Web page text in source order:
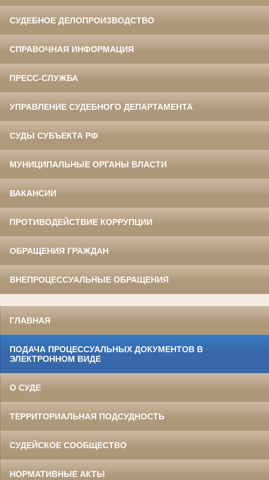
СУДЕБНОЕ ДЕЛОПРОИЗВОДСТВО
СПРАВОЧНАЯ ИНФОРМАЦИЯ
ПРЕСС-СЛУЖБА
УПРАВЛЕНИЕ СУДЕБНОГО ДЕПАРТАМЕНТА
СУДЫ СУБЪЕКТА РФ
МУНИЦИПАЛЬНЫЕ ОРГАНЫ ВЛАСТИ
ВАКАНСИИ
ПРОТИВОДЕЙСТВИЕ КОРРУПЦИИ
ОБРАЩЕНИЯ ГРАЖДАН
ВНЕПРОЦЕССУАЛЬНЫЕ ОБРАЩЕНИЯ
ГЛАВНАЯ
ПОДАЧА ПРОЦЕССУАЛЬНЫХ ДОКУМЕНТОВ В
ЭЛЕКТРОННОМ ВИДЕ
О СУДЕ
ТЕРРИТОРИАЛЬНАЯ ПОДСУДНОСТЬ
СУДЕЙСКОЕ СООБЩЕСТВО
НОРМАТИВНЫЕ АКТЫ